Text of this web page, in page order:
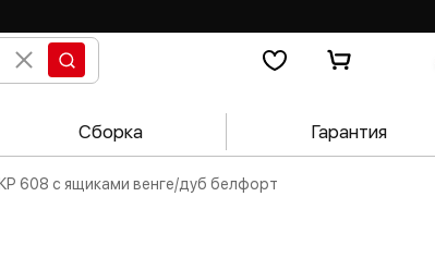
Сборка Гарантия
608 с ящиками венге/дуб белфорт